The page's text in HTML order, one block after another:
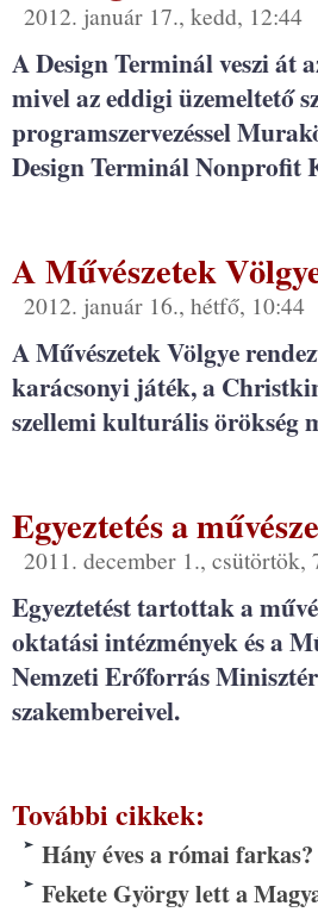
2012. január 17., kedd, 12:44
A Design Terminál veszi át
mivel az eddigi üzemeltető
programszervezéssel
Design Terminál Nonprofit
A Művészetek
2012. január 16., hétfő, 10:44
A Művészetek Völgye
karácsonyi játék, a
szellemi kulturális örökség
Egyeztetés a
2011. december 1., csütörtök,
Egyeztetést tartottak a
oktatási intézmények és a
Nemzeti Erőforrás
szakembereivel.
További cikkek:
Hány éves a római farkas?
Fekete György lett a